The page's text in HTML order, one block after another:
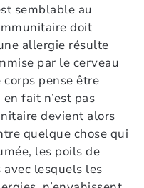
semblable au
doit
allergie résulte
par le cerveau
pense être
fait n’est pas
devient alors
quelque chose qui
les poils de
lesquels les